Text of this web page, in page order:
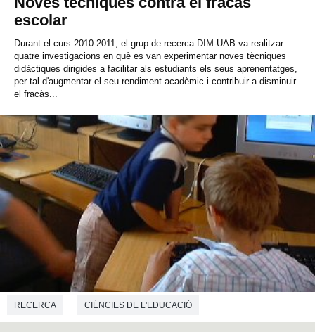
escolar
Durant el curs 2010-2011, el grup de recerca DIM-UAB va realitzar
quatre investigacions en què es van experimentar noves tècniques
didàctiques dirigides a facilitar als estudiants els seus aprenentatges,
per tal d'augmentar el seu rendiment acadèmic i contribuir a disminuir
el fracàs...
RECERCA CIÈNCIES DE L'EDUCACIÓ